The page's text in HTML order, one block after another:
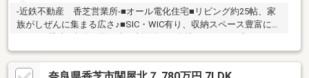
-近鉄不動産 香芝営業所-■オール電化住宅■リビング約25帖、家
族がしぜんに集まる広さ♪■SIC・WIC有り、収納スペース豊富にあ
りの一戸建て♪■リビング横の和室は、思い切りお子様が遊べるキ
ッズスペースにぴったり♪■車通りも少なく、お子様とのお散歩も